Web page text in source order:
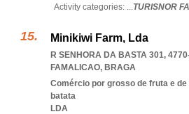
Activity categories: ...TURISNOR
Minikiwi Farm, Lda
R SENHORA DA BASTA 301,
FAMALICAO, BRAGA
Comércio por grosso de fruta e
batata
LDA